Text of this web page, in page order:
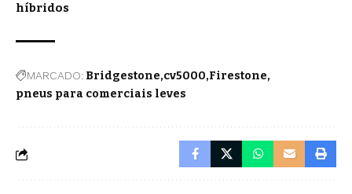
híbridos
MARCADO: Bridgestone cv5000 Firestone
pneus para comerciais leves